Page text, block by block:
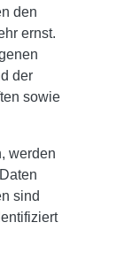
den
ernst.
der
sowie
werden
sind